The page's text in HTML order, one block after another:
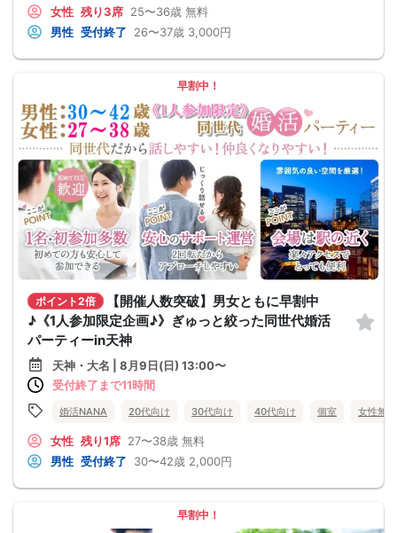
女性 残り3席 25〜36歳 無料
男性 受付終了 26〜37歳 3,000円
早割中！
ポイント2倍
【開催人数突破】男女ともに早割中
♪《1人参加限定企画♪》ぎゅっと絞った同世代婚活
パーティーin天神
天神・大名 | 8月9日(日) 13:00〜
受付終了まで11時間
婚活NANA 20代向け 30代向け 40代向け 個室 女性無料
女性 残り1席 27〜38歳 無料
男性 受付終了 30〜42歳 2,000円
早割中！